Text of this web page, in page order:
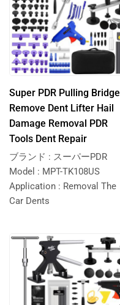
Super PDR Pulling Bridge
Remove Dent Lifter Hail
Damage Removal PDR
Tools Dent Repair
ブランド : スーパーPDR
Model : MPT-TK108US
Application : Removal The
Car Dents